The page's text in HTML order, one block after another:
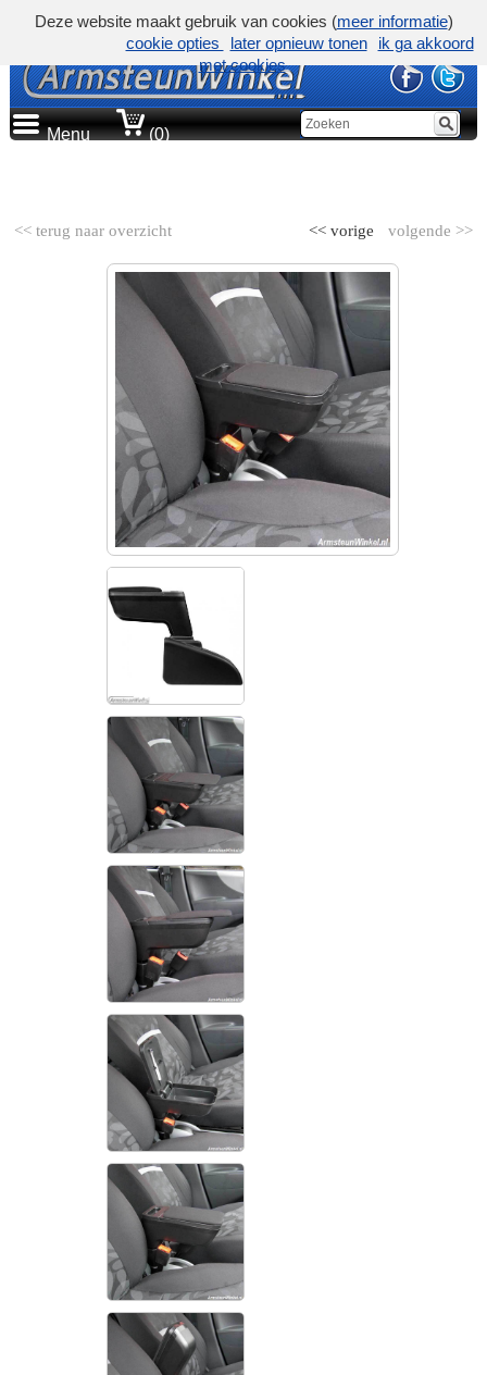
Menu (0)
<< terug naar overzicht volgende >>
<< vorige
Deze website maakt gebruik van cookies (meer informatie)
cookie opties
later opnieuw tonen
ik ga akkoord
met cookies